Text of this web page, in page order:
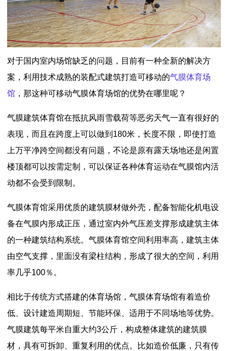
对于国内室内场馆缺乏的问题，目前有一种全新的解决方
案，利用技术成熟的装配式建筑打造可移动的气膜体育场
馆 ，那这种可移动气膜体育场馆的优势在哪里呢？
气膜建筑体育馆在抵抗风雨雪载荷等恶劣天气一直有很好的
表现，而且在跨度上可以做到180米，长度不限，即使打造
上万平净跨空间都没有问题，不论是原有露天场地还是闲置
楼顶都可以按需定制，可以保证各种体育运动在气膜馆内活
动都不会受到限制。
气膜体育馆采用优质的建筑膜材做外壳，配备智能化机电设
备在气膜内形成正压，通过室内外气压差支撑形成建筑主体
的一种建筑结构系统。气膜体育馆空间利用率高，建筑主体
由空气支撑，里面没有梁柱结构，形成了很大的空间，利用
率几乎100％。
相比于传统方式搭建的体育场馆，气膜体育场馆有着造价
低、设计建造周期短、节能环保、适用于不同场地等优势。
气膜建筑每平米自重大约3公斤，构成整体建筑的建筑膜
材，具有可拆卸、重复利用的优点。比如造价低廉，只有传